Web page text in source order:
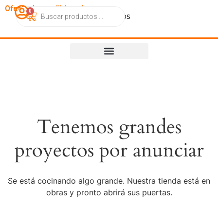
OfertasImperdibles.cl
CatálogoContactoNosotros
0
Tenemos grandes
proyectos por anunciar
Se está cocinando algo grande. Nuestra tienda está en
obras y pronto abrirá sus puertas.